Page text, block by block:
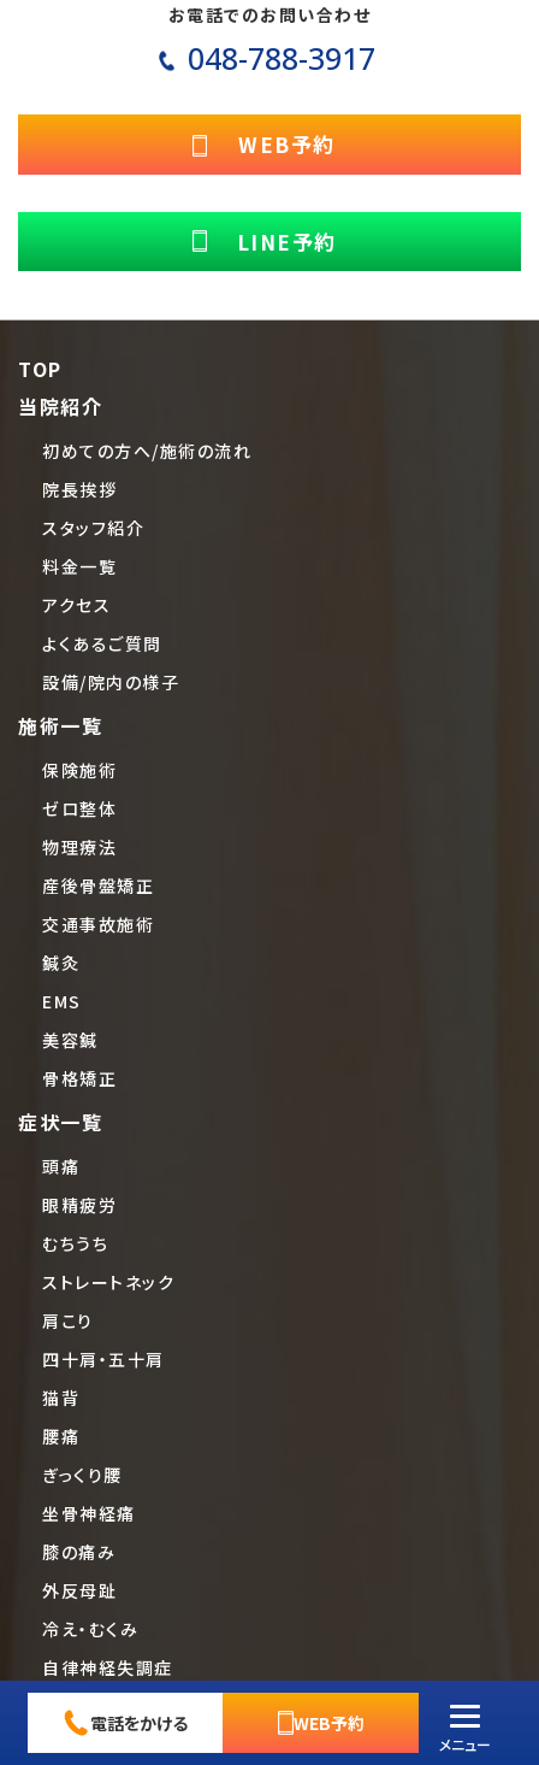
お電話でのお問い合わせ
048-788-3917
WEB予約
LINE予約
TOP
当院紹介
初めての方へ/施術の流れ
院長挨拶
スタッフ紹介
料金一覧
アクセス
よくあるご質問
設備/院内の様子
施術一覧
保険施術
ゼロ整体
物理療法
産後骨盤矯正
交通事故施術
鍼灸
EMS
美容鍼
骨格矯正
症状一覧
頭痛
眼精疲労
むちうち
ストレートネック
肩こり
四十肩・五十肩
猫背
腰痛
ぎっくり腰
坐骨神経痛
膝の痛み
外反母趾
冷え・むくみ
自律神経失調症
更年期障害
電話をかける WEB予約
メニュー